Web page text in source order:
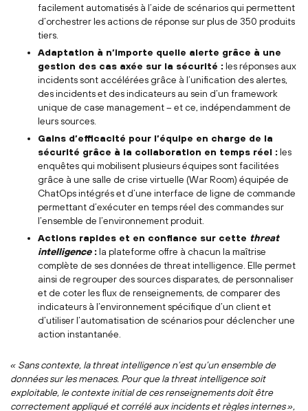
facilement automatisés à l’aide de scénarios qui permettent
d’orchestrer les actions de réponse sur plus de 350 produits
tiers.
Adaptation à n’importe quelle alerte grâce à une
gestion des cas axée sur la sécurité : les réponses aux
incidents sont accélérées grâce à l’unification des alertes,
des incidents et des indicateurs au sein d’un framework
unique de case management – et ce, indépendamment de
leurs sources.
Gains d’efficacité pour l’équipe en charge de la
sécurité grâce à la collaboration en temps réel : les
enquêtes qui mobilisent plusieurs équipes sont facilitées
grâce à une salle de crise virtuelle (War Room) équipée de
ChatOps intégrés et d’une interface de ligne de commande
permettant d’exécuter en temps réel des commandes sur
l’ensemble de l’environnement produit.
Actions rapides et en confiance sur cette threat
intelligence: la plateforme offre à chacun la maîtrise
complète de ses données de threat intelligence. Elle permet
ainsi de regrouper des sources disparates, de personnaliser
et de coter les flux de renseignements, de comparer des
indicateurs à l’environnement spécifique d’un client et
d’utiliser l’automatisation de scénarios pour déclencher une
action instantanée.
« Sans contexte, la threat intelligence n’est qu’un ensemble de
données sur les menaces. Pour que la threat intelligence soit
exploitable, le contexte initial de ces renseignements doit être
correctement appliqué et corrélé aux incidents et règles internes »,